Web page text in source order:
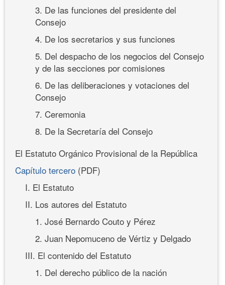
3. De las funciones del presidente del
Consejo
4. De los secretarios y sus funciones
5. Del despacho de los negocios del Consejo
y de las secciones por comisiones
6. De las deliberaciones y votaciones del
Consejo
7. Ceremonia
8. De la Secretaría del Consejo
El Estatuto Orgánico Provisional de la República
Capítulo tercero (PDF)
I. El Estatuto
II. Los autores del Estatuto
1. José Bernardo Couto y Pérez
2. Juan Nepomuceno de Vértiz y Delgado
III. El contenido del Estatuto
1. Del derecho público de la nación